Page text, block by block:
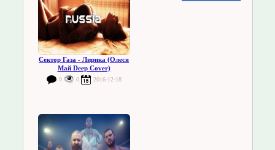
Сектор Газа - Лирика (Олеся
Май Deep Cover)
0 0 2016-12-18